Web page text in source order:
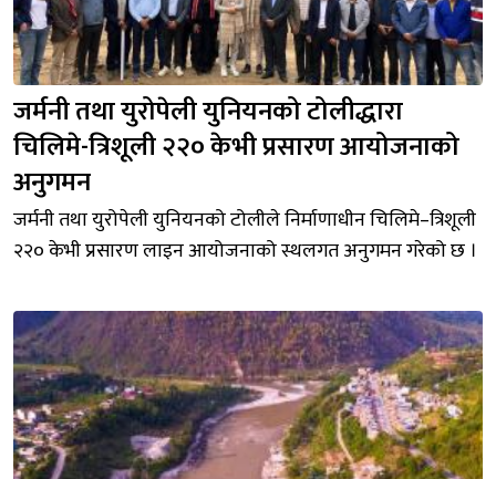
जर्मनी तथा युरोपेली युनियनको टोलीद्धारा
चिलिमे-त्रिशूली २२० केभी प्रसारण आयोजनाको
अनुगमन
जर्मनी तथा युरोपेली युनियनको टोलीले निर्माणाधीन चिलिमे–त्रिशूली
२२० केभी प्रसारण लाइन आयोजनाको स्थलगत अनुगमन गरेको छ ।